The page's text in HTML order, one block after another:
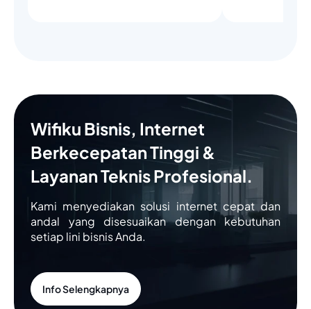
Wifiku Bisnis, Internet
Berkecepatan Tinggi &
Layanan Teknis Profesional.
Kami menyediakan solusi internet cepat dan
andal yang disesuaikan dengan kebutuhan
setiap lini bisnis Anda.
Info Selengkapnya